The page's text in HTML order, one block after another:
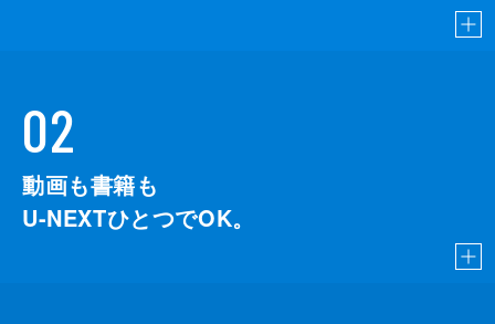
02
動画も書籍も
U-NEXTひとつでOK。